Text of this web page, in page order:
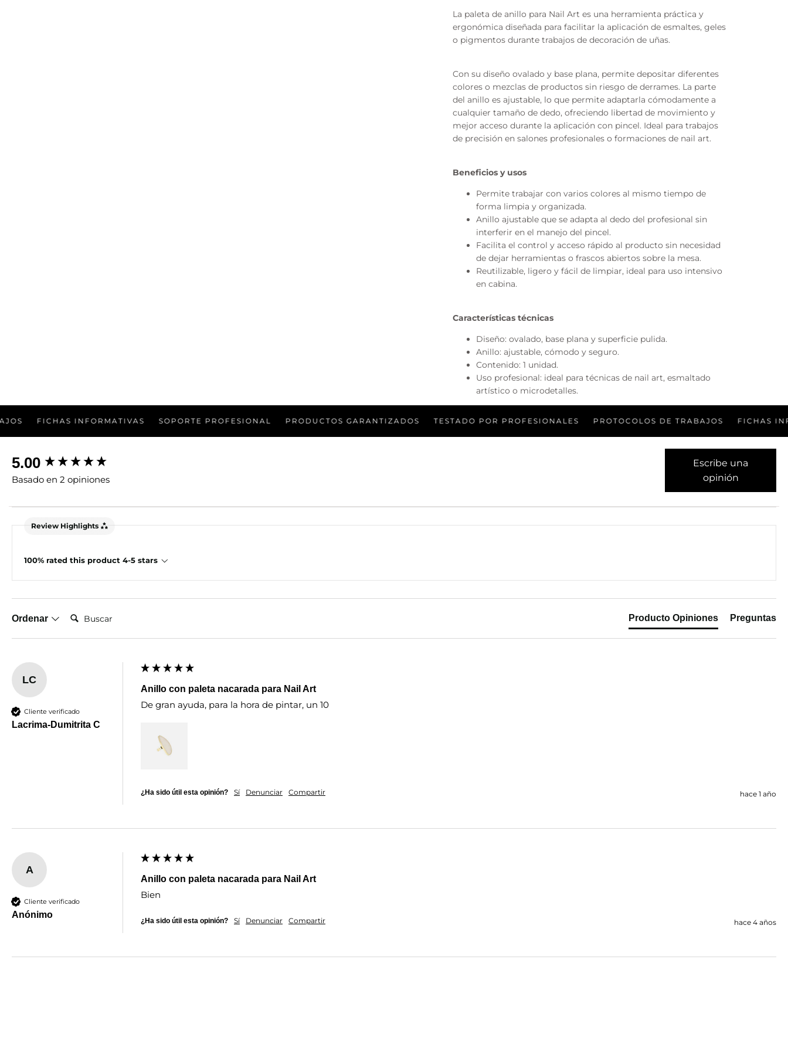
La paleta de anillo para Nail Art es una herramienta práctica y
ergonómica diseñada para facilitar la aplicación de esmaltes, geles
o pigmentos durante trabajos de decoración de uñas.
Con su diseño ovalado y base plana, permite depositar diferentes
colores o mezclas de productos sin riesgo de derrames. La parte
del anillo es ajustable, lo que permite adaptarla cómodamente a
cualquier tamaño de dedo, ofreciendo libertad de movimiento y
mejor acceso durante la aplicación con pincel. Ideal para trabajos
de precisión en salones profesionales o formaciones de nail art.
Beneficios y usos
Permite trabajar con varios colores al mismo tiempo de
forma limpia y organizada.
Anillo ajustable que se adapta al dedo del profesional sin
interferir en el manejo del pincel.
Facilita el control y acceso rápido al producto sin necesidad
de dejar herramientas o frascos abiertos sobre la mesa.
Reutilizable, ligero y fácil de limpiar, ideal para uso intensivo
en cabina.
Características técnicas
Diseño: ovalado, base plana y superficie pulida.
Anillo: ajustable, cómodo y seguro.
Contenido: 1 unidad.
Uso profesional: ideal para técnicas de nail art, esmaltado
artístico o microdetalles.
INFORMATIVAS SOPORTE PROFESIONAL PRODUCTOS GARANTIZADOS TESTADO POR PROFESIONALES PROTOCOLOS DE TRABAJOS FICHAS
5.00
Basado en 2 opiniones
Escribe una
opinión
Review Highlights
100% rated this product 4-5 stars
Ordenar Buscar: Producto Opiniones Preguntas
LC
Cliente verificado
Lacrima-Dumitrita C
Anillo con paleta nacarada para Nail Art
De gran ayuda, para la hora de pintar, un 10
¿Ha sido útil esta opinión? Sí Denunciar Compartir hace 1 año
A
Cliente verificado
Anónimo
Anillo con paleta nacarada para Nail Art
Bien
¿Ha sido útil esta opinión? Sí Denunciar Compartir hace 4 años
New content loaded